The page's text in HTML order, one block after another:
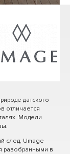
датского
отличается
Модели
след, Umage
разобранными в